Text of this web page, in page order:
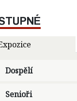
Dospělí
Senioři